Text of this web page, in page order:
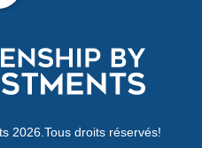
2026.Tous droits réservés!